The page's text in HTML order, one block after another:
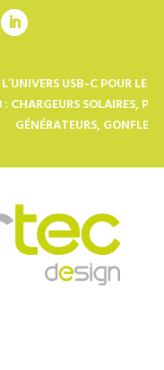
C POUR LES PRO DE
SOLAIRES,
GONFLEURS